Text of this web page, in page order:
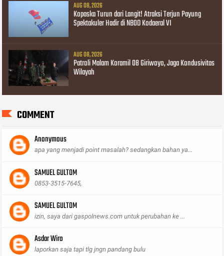
AUG 08, 2026
Kopaska Turun dari Langit! Atraksi Terjun Payung
Spektakuler Hadir di NBOD Kodaeral VI
AUG 08, 2026
Patroli Malam Koramil 08 Giriwoyo, Jaga Kondusivitas
Wilayah
COMMENT
Anonymous
apa yang menjadi point masalah? sedangkan bahan ya...
SAMUEL GULTOM
0853-3515-7645,
SAMUEL GULTOM
izin, saya dari gaspolnews.com untuk perubahan ke ...
Asdar Wiro
laporkan saja tapi tlg jngn pandang bulu